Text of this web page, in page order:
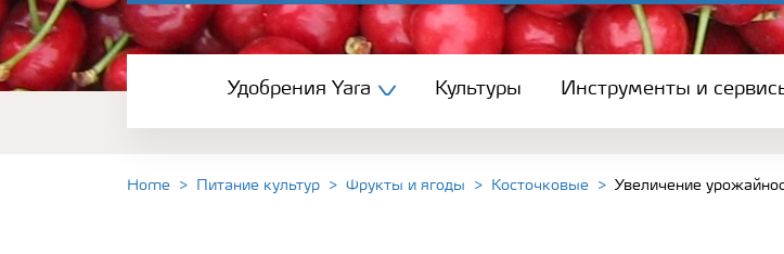
Удобрения Yara
Инструменты и сервисы
Удобрения Yara Культуры Инструменты и
Home Питание культур Фрукты и ягоды Косточковые Увеличение